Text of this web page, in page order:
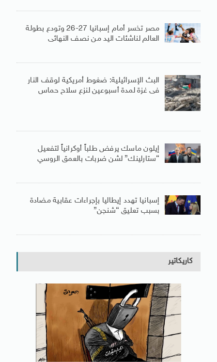
مصر تخسر أمام إسبانيا 27-26 وتودع بطولة
العالم لناشئات اليد من نصف النهائى
البث الإسرائيلية: ضغوط أمريكية لوقف النار
فى غزة لمدة أسبوعين لنزع سلاح حماس
إيلون ماسك يرفض طلباً أوكرانياً لتفعيل
“ستارلينك” لشن ضربات بالعمق الروسي
إسبانيا تهدد إيطاليا بإجراءات عقابية مضادة
بسبب تعليق “شنجن”
كاريكاتير